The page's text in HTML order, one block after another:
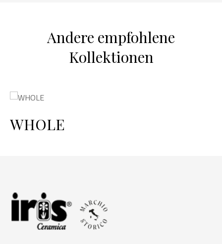
Andere empfohlene
Kollektionen
WHOLE